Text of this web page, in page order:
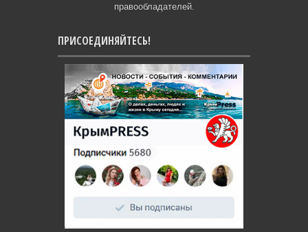
правообладателей.
ПРИСОЕДИНЯЙТЕСЬ!